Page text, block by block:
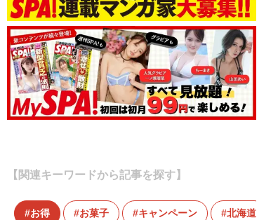
【関連キーワードから記事を探す】
お得 お菓子 キャンペーン 北海道